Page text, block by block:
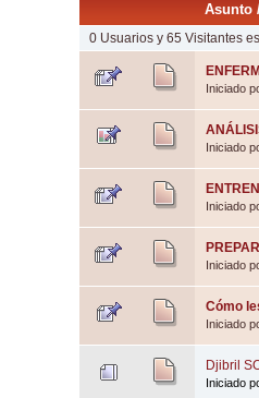
Asunto
0 Usuarios y 65 Visitantes
Iniciado
Iniciado
Iniciado
Iniciado
Cómo
Iniciado
Djibril
Iniciado